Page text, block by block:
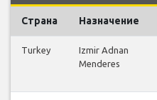
Страна Назначение
Turkey
Izmir Adnan
Menderes